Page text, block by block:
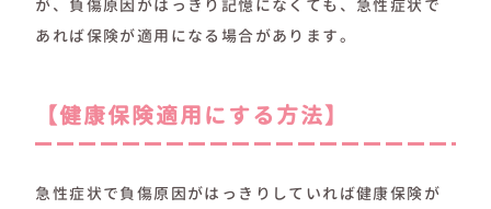
が、負傷原因がはっきり記憶になくても、急性症状で
あれば保険が適用になる場合があります。
【健康保険適用にする方法】
急性症状で負傷原因がはっきりしていれば健康保険が